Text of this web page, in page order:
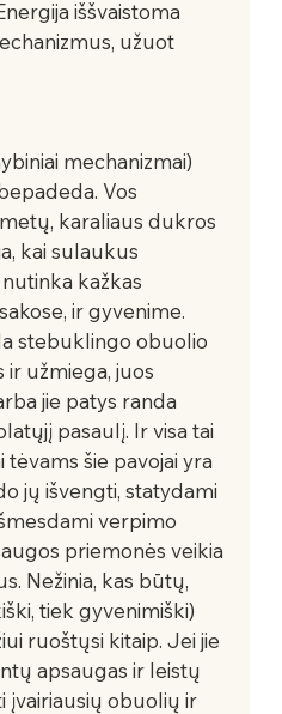
iššvaistoma
užuot
mechanizmai)
Vos
karaliaus dukros
kai sulaukus
kažkas
ir gyvenime.
stebuklingo obuolio
užmiega, juos
jie patys randa
pasaulį. Ir visa tai
šie pavojai yra
jų išvengti, statydami
verpimo
priemonės veikia
Nežinia, kas būtų,
tiek gyvenimiški)
ruoštųsi kitaip. Jei jie
apsaugas ir leistų
įvairiausių obuolių ir